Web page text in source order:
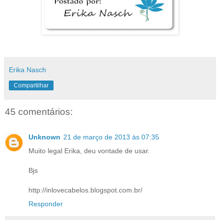
Erika Nasch
Compartilhar
45 comentários:
Unknown 21 de março de 2013 às 07:35
Muito legal Erika, deu vontade de usar.
Bjs
http://inlovecabelos.blogspot.com.br/
Responder